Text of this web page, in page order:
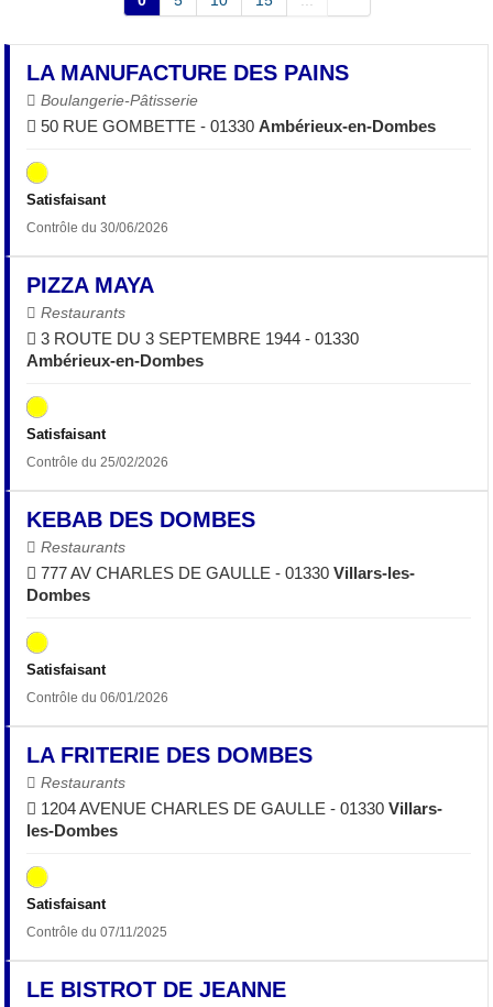
LA MANUFACTURE DES PAINS
Boulangerie-Pâtisserie
50 RUE GOMBETTE - 01330Ambérieux-en-Dombes
Satisfaisant
Contrôle du 30/06/2026
PIZZA MAYA
Restaurants
3 ROUTE DU 3 SEPTEMBRE 1944 - 01330
Ambérieux-en-Dombes
Satisfaisant
Contrôle du 25/02/2026
KEBAB DES DOMBES
Restaurants
777 AV CHARLES DE GAULLE - 01330Villars-les-
Dombes
Satisfaisant
Contrôle du 06/01/2026
LA FRITERIE DES DOMBES
Restaurants
1204 AVENUE CHARLES DE GAULLE - 01330Villars-
les-Dombes
Satisfaisant
Contrôle du 07/11/2025
LE BISTROT DE JEANNE